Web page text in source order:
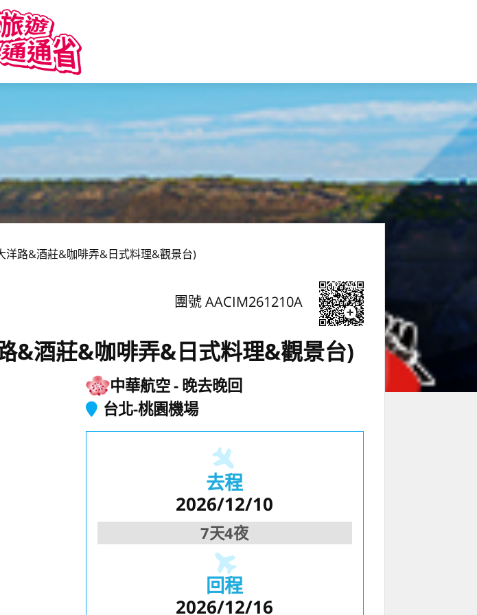
洋路&酒莊&咖啡弄&日式料理&觀景台)
團號 AACIM261210A
&酒莊&咖啡弄&日式料理&觀景台)
中華航空 晚去晚回
台北-桃園機場
去程
2026/12/10
7天4夜
回程
2026/12/16